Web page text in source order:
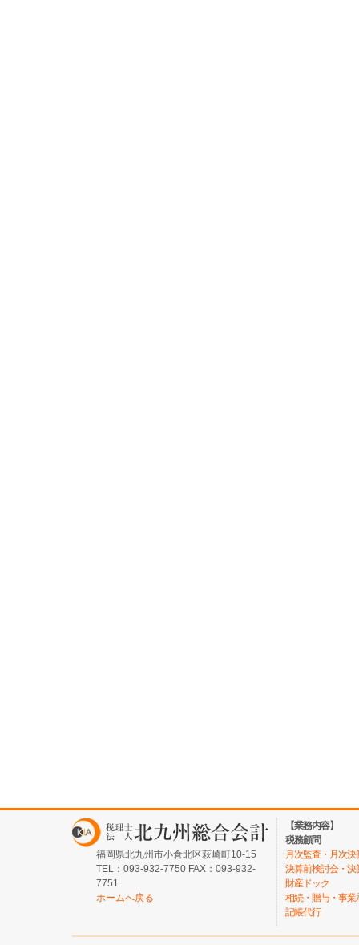
福岡県北九州市小倉北区萩崎町10-15
TEL：093-932-7750 FAX：093-932-
7751
ホームへ戻る
【業務内容】
税務顧問
月次監査・月次決
決算前検討会・決
財産ドック
相続・贈与・事業
記帳代行